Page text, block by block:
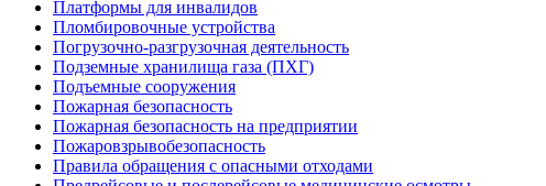
Платформы для инвалидов
Пломбировочные устройства
Погрузочно-разгрузочная деятельность
Подземные хранилища газа (ПХГ)
Подъемные сооружения
Пожарная безопасность
Пожарная безопасность на предприятии
Пожаровзрывобезопасность
Правила обращения с опасными отходами